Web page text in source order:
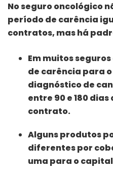
No seguro oncológico
período de carência
contratos, mas há
Em muitos
de carência para
diagnóstico de
entre 90 e 180
contrato.
Alguns produtos
diferentes por
uma para o